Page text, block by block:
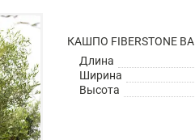
Длина
Ширина
Высота